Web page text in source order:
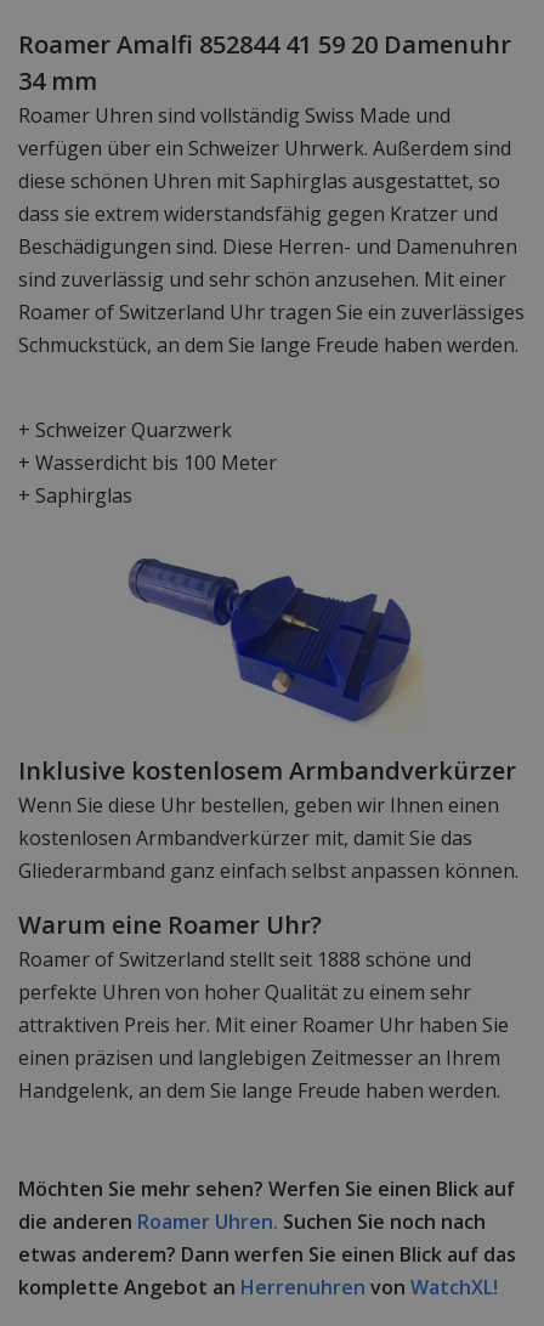
Roamer Amalfi 852844 41 59 20 Damenuhr
34 mm
Roamer Uhren sind vollständig Swiss Made und
verfügen über ein Schweizer Uhrwerk. Außerdem sind
diese schönen Uhren mit Saphirglas ausgestattet, so
dass sie extrem widerstandsfähig gegen Kratzer und
Beschädigungen sind. Diese Herren- und Damenuhren
sind zuverlässig und sehr schön anzusehen. Mit einer
Roamer of Switzerland Uhr tragen Sie ein zuverlässiges
Schmuckstück, an dem Sie lange Freude haben werden.
+ Schweizer Quarzwerk
+ Wasserdicht bis 100 Meter
+ Saphirglas
Inklusive kostenlosem Armbandverkürzer
Wenn Sie diese Uhr bestellen, geben wir Ihnen einen
kostenlosen Armbandverkürzer mit, damit Sie das
Gliederarmband ganz einfach selbst anpassen können.
Warum eine Roamer Uhr?
Roamer of Switzerland stellt seit 1888 schöne und
perfekte Uhren von hoher Qualität zu einem sehr
attraktiven Preis her. Mit einer Roamer Uhr haben Sie
einen präzisen und langlebigen Zeitmesser an Ihrem
Handgelenk, an dem Sie lange Freude haben werden.
Möchten Sie mehr sehen? Werfen Sie einen Blick auf
die anderen Roamer Uhren. Suchen Sie noch nach
etwas anderem? Dann werfen Sie einen Blick auf das
komplette Angebot an Herrenuhren von WatchXL!